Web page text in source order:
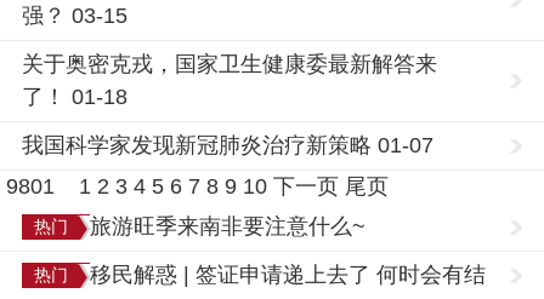
强？ 03-15
关于奥密克戎，国家卫生健康委最新解答来
了！ 01-18
我国科学家发现新冠肺炎治疗新策略 01-07
9801
1 2 3 4 5 6 7 8 9 10 下一页 尾页
热门 旅游旺季来南非要注意什么~
热门
移民解惑 | 签证申请递上去了 何时会有结